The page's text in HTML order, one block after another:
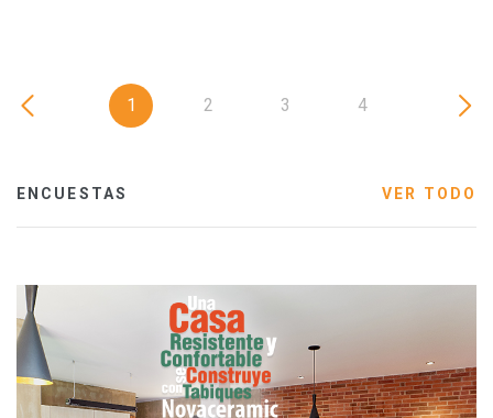
1 2 3 4
ENCUESTAS VER TODO